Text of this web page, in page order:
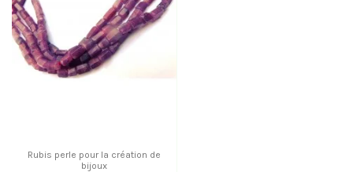
Rubis perle pour la création de
bijoux